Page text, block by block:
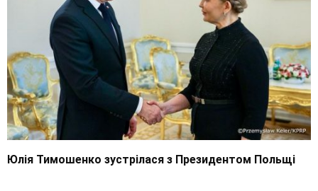
Юлія Тимошенко зустрілася з Президентом Польщі